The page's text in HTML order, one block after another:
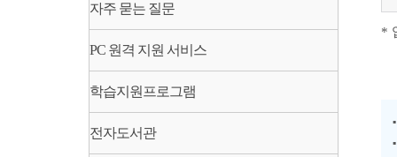
자주 묻는 질문
PC 원격 지원 서비스
학습지원프로그램
전자도서관
*